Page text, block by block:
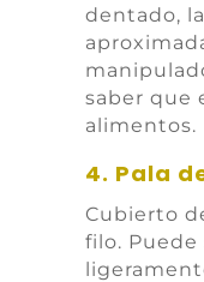
dentado,
saber que
alimentos.
4. Pala
Cubierto
filo. Puede